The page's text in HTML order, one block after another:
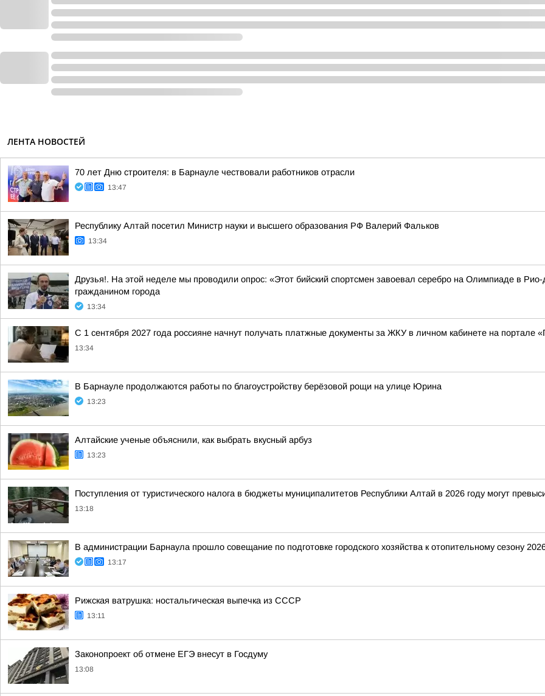
ЛЕНТА НОВОСТЕЙ
70 лет Дню строителя: в Барнауле чествовали работников отрасли
13:47
Республику Алтай посетил Министр науки и высшего образования РФ Валерий Фальков
13:34
Друзья!. На этой неделе мы проводили опрос: «Этот бийский спортсмен завоевал серебро на Олимпиаде в
гражданином города
13:34
С 1 сентября 2027 года россияне начнут получать платжные документы за ЖКУ в личном кабинете на портале
13:34
В Барнауле продолжаются работы по благоустройству берёзовой рощи на улице Юрина
13:23
Алтайские ученые объяснили, как выбрать вкусный арбуз
13:23
Поступления от туристического налога в бюджеты муниципалитетов Республики Алтай в 2026 году могут
13:18
В администрации Барнаула прошло совещание по подготовке городского хозяйства к отопительному сезону
13:17
Рижская ватрушка: ностальгическая выпечка из СССР
13:11
Законопроект об отмене ЕГЭ внесут в Госдуму
13:08